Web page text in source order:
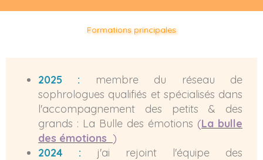
Formations principales
2025 : membre du réseau de
sophrologues qualifiés et spécialisés dans
l'accompagnement des petits & des
grands : La Bulle des émotions (La bulle
des émotions )
2024 : j'ai rejoint l'équipe des